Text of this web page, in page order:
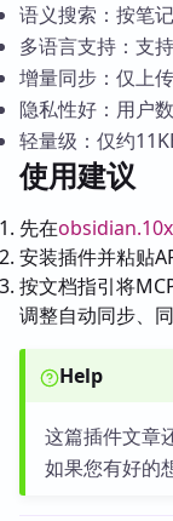
语义搜索：按笔记
多语言支持：支
增量同步：仅上
隐私性好：用户
轻量级：仅约
使用建议
先在
安装插件并粘贴
按文档指引将
调整自动同步、
Help
这篇插件文章
如果您有好的